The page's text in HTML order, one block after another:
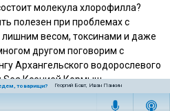
товарищи? Георгий Бовт, Иван Панкин
молекула хлорофилла?
полезен при проблемах с
весом, токсинами и даже
другом поговорим с
Архангельского водорослевого
Sea Ксенией Кормыш.